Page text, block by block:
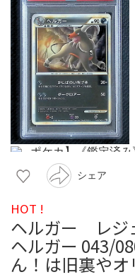
シェア
HOT !
ヘルガー レジ
ヘルガー 043/
ん！は旧裏や